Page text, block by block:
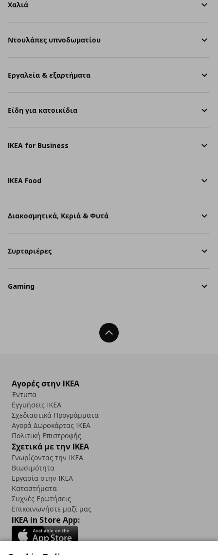
Χαλιά
Ντουλάπες υπνοδωματίου
Εργαλεία & εξαρτήματα
Είδη για κατοικίδια
IKEA for Business
IKEA Food
Διακοσμητικά, Κεριά & Φυτά
Συρταριέρες
Gaming
Back To Top
Αγορές στην IKEA
Έντυπα
Εγγυήσεις IKEA
Σχεδιαστικά Προγράμματα
Αγορά Δωρoκάρτας IKEA
Πολιτική Επιστροφής
Σχετικά με την IKEA
Γνωρίζοντας την IKEA
Βιωσιμότητα
Εργασία στην IKEA
Καταστήματα
Συχνές Ερωτήσεις
Επικοινωνήστε μαζί μας
IKEA in Store App: